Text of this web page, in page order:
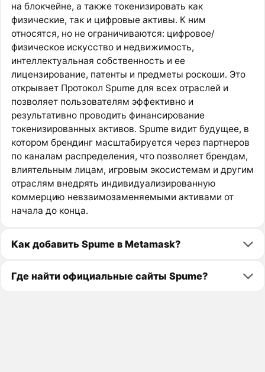
на блокчейне, а также токенизировать как
физические, так и цифровые активы. К ним
относятся, но не ограничиваются: цифровое/
физическое искусство и недвижимость,
интеллектуальная собственность и ее
лицензирование, патенты и предметы роскоши. Это
открывает Протокол Spume для всех отраслей и
позволяет пользователям эффективно и
результативно проводить финансирование
токенизированных активов. Spume видит будущее, в
котором брендинг масштабируется через партнеров
по каналам распределения, что позволяет брендам,
влиятельным лицам, игровым экосистемам и другим
отраслям внедрять индивидуализированную
коммерцию невзаимозаменяемыми активами от
начала до конца.
Как добавить Spume в Metamask?
Где найти официальные сайты Spume?